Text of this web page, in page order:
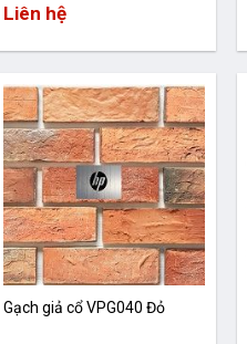
Liên hệ
Gạch giả cổ VPG040 Đỏ